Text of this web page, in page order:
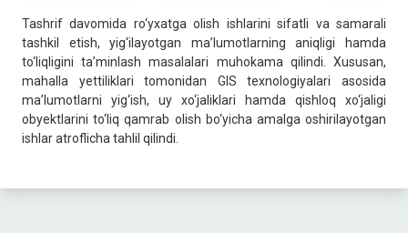
Tashrif davomida ro‘yxatga olish ishlarini sifatli va samarali
tashkil etish, yig‘ilayotgan maʼlumotlarning aniqligi hamda
to‘liqligini taʼminlash masalalari muhokama qilindi. Xususan,
mahalla yettiliklari tomonidan GIS texnologiyalari asosida
maʼlumotlarni yig‘ish, uy xo‘jaliklari hamda qishloq xo‘jaligi
obyektlarini to‘liq qamrab olish bo‘yicha amalga oshirilayotgan
ishlar atroflicha tahlil qilindi.